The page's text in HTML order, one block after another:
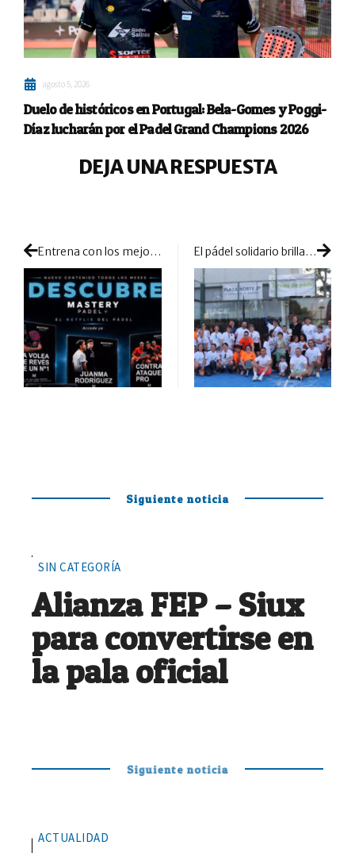
agosto 5, 2026
Duelo de históricos en Portugal: Bela-Gomes y Poggi-
Díaz lucharán por el Padel Grand Champions 2026
DEJA UNA RESPUESTA
Entrena con los mejores de la mano de Mastery Padel+, el «Netflix del Pádel» El pádel solidario brilla en el XXI Torneo Down Madrid – CC Plaza Norte 2
Siguiente noticia
SIN CATEGORÍA
Alianza FEP – Siux
para convertirse en
la pala oficial
Siguiente noticia
ACTUALIDAD